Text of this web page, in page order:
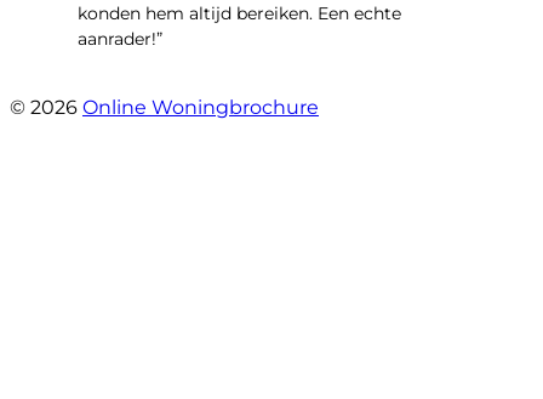
konden hem altijd bereiken. Een echte
aanrader!”
© 2026 Online Woningbrochure